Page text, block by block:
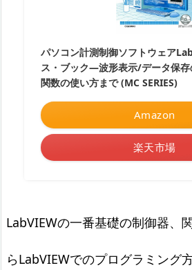
パソコン計測制御ソフトウェア
ス・ブック―波形表示/データ保
関数の使い方まで (MC SERIES)
Amazon
楽天市場
LabVIEWの一番基礎の制御器、
らLabVIEWでのプログラミング